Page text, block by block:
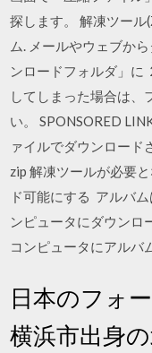
探します。 解凍ツー
ム. メールやウェブか
ンロードフォルダ」に
してしまった場合は、
い。 SPONSORED
ァイルでダウンロード
zip 解凍ツールが必要
ド可能にする アルバ
ンピュータにダウンロ
コンピュータにアルバ
日本のフォ
横浜市出身